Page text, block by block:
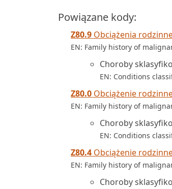
Powiązane kody:
Z80.9 Obciążenia
EN: Family history of
Choroby
EN: Conditions
Z80.0 Obciążenie
EN: Family history of
Choroby
EN: Conditions
Z80.4 Obciążenie
EN: Family history of
Choroby